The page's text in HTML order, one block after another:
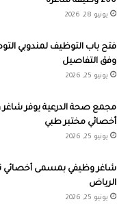
يونيو 28, 2026
فتح باب التوظيف لمندوبي
وفق التفاصيل
يونيو 25, 2026
مجمع صحة الدرعية يوفر
أخصائي مختبر طبي
يونيو 25, 2026
شاغر وظيفي بمسمى أخصائي
الرياض
يونيو 25, 2026